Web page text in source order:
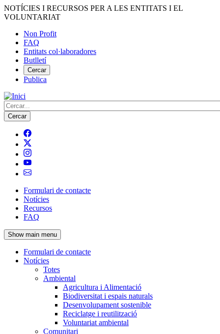
Vés
al
NOTÍCIES I RECURSOS PER A LES ENTITATS I EL
VOLUNTARIAT
Menú
del
compte
d'usuari
Non Profit
FAQ
Entitats col·laboradores
Butlletí
Cercar
Publica
Cerca
Navegació
principal
de
l'encapçalament
Formulari de contacte
Notícies
Recursos
FAQ
Show main menu
Navegació
principal
Formulari de contacte
Notícies
Totes
Ambiental
Agricultura i Alimentació
Biodiversitat i espais naturals
Desenvolupament sostenible
Reciclatge i reutilització
Voluntariat ambiental
Comunitari